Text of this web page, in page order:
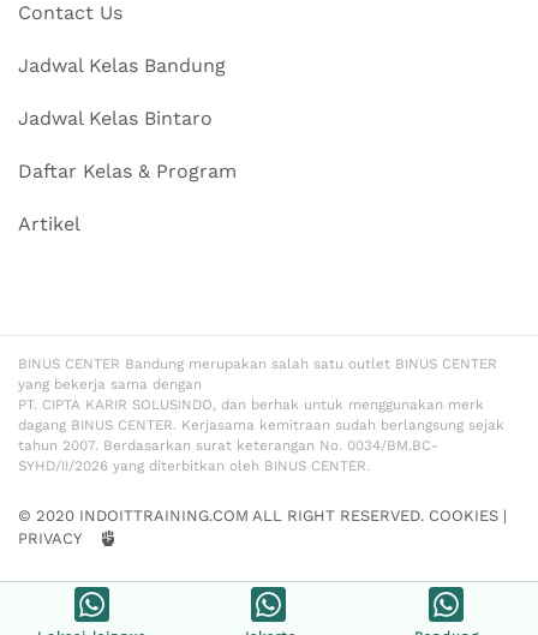
Contact Us
Jadwal Kelas Bandung
Jadwal Kelas Bintaro
Daftar Kelas & Program
Artikel
BINUS CENTER Bandung merupakan salah satu outlet BINUS CENTER
yang bekerja sama dengan
PT. CIPTA KARIR SOLUSINDO, dan berhak untuk menggunakan merk
dagang BINUS CENTER. Kerjasama kemitraan sudah berlangsung sejak
tahun 2007. Berdasarkan surat keterangan No. 0034/BM.BC-
SYHD/II/2026 yang diterbitkan oleh BINUS CENTER.
© 2020 INDOITTRAINING.COM ALL RIGHT RESERVED. COOKIES |
PRIVACY